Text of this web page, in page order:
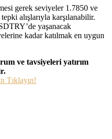
gerek seviyeler 1.7850 ve
alışlarıyla karşılanabilir.
yaşanacak
kadar katılmak en uygun
ve tavsiyeleri yatırım
Tıklayın!